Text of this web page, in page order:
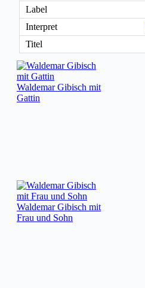
Waldemar Gibisch mit
Gattin
Waldemar Gibisch mit
Frau und Sohn